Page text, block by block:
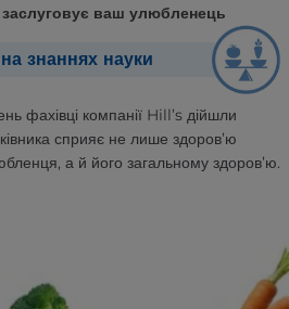
заслуговує ваш улюбленець
на знаннях науки
фахівці компанії Hill’s дійшли
сприяє не лише здоров’ю
а й його загальному здоров’ю.